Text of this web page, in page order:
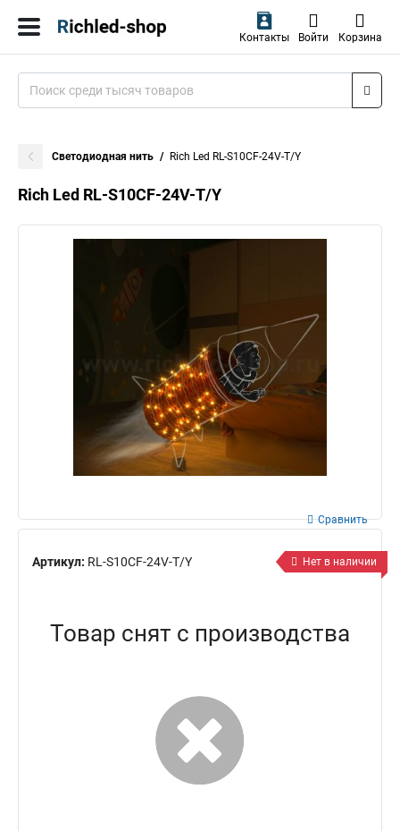
Контакты Войти Корзина
Светодиодная нить Rich Led RL-S10CF-24V-T/Y
Rich Led RL-S10CF-24V-T/Y
Артикул: RL-S10CF-24V-T/Y
Сравнить
Нет в наличии
Товар снят с производства